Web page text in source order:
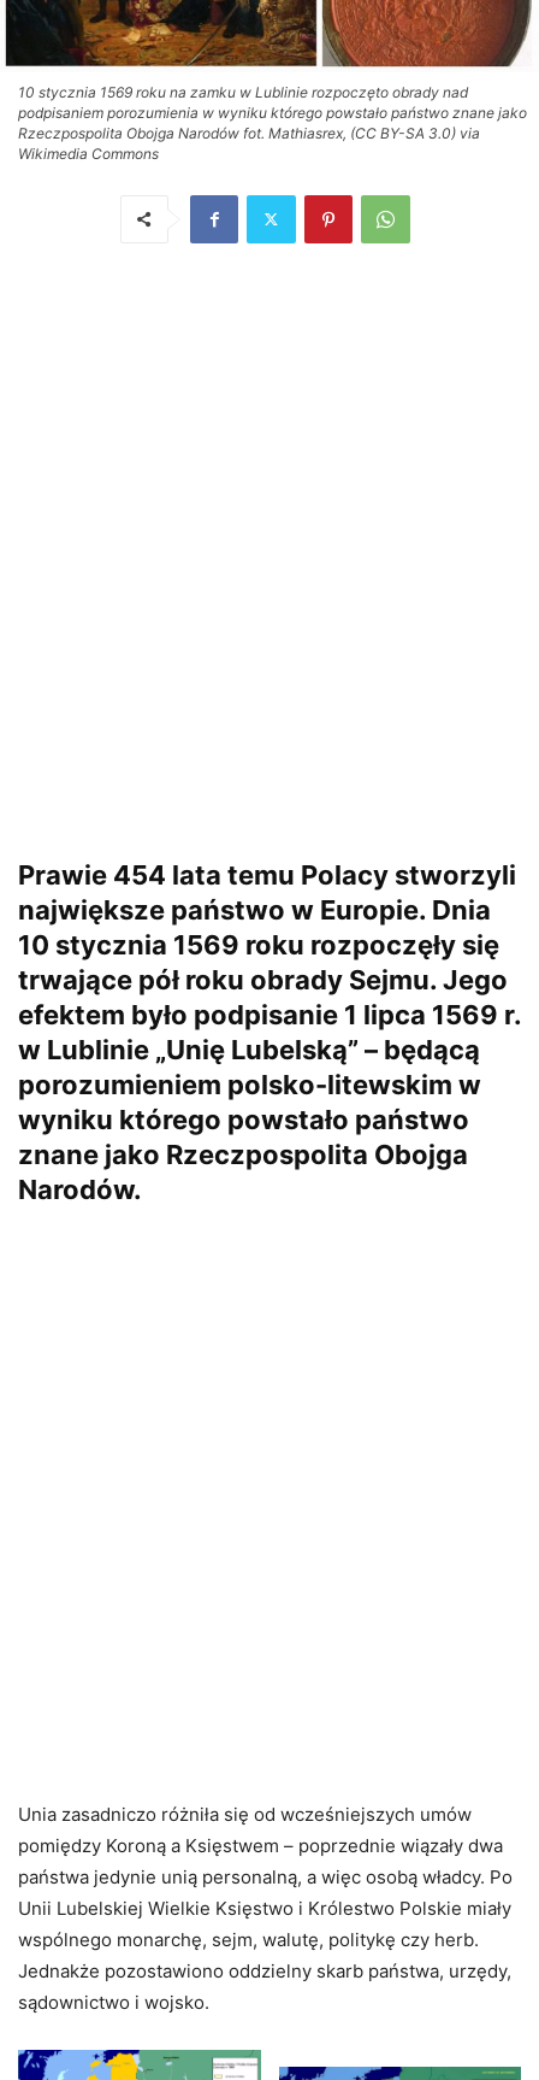
10 stycznia 1569 roku na zamku w Lublinie rozpoczęto obrady nad
podpisaniem porozumienia w wyniku którego powstało państwo znane jako
Rzeczpospolita Obojga Narodów fot. Mathiasrex, (CC BY-SA 3.0) via
Wikimedia Commons
Prawie 454 lata temu Polacy stworzyli
największe państwo w Europie. Dnia
10 stycznia 1569 roku rozpoczęły się
trwające pół roku obrady Sejmu. Jego
efektem było podpisanie 1 lipca 1569 r.
w Lublinie „Unię Lubelską” – będącą
porozumieniem polsko-litewskim w
wyniku którego powstało państwo
znane jako Rzeczpospolita Obojga
Narodów.
Unia zasadniczo różniła się od wcześniejszych umów
pomiędzy Koroną a Księstwem – poprzednie wiązały dwa
państwa jedynie unią personalną, a więc osobą władcy. Po
Unii Lubelskiej Wielkie Księstwo i Królestwo Polskie miały
wspólnego monarchę, sejm, walutę, politykę czy herb.
Jednakże pozostawiono oddzielny skarb państwa, urzędy,
sądownictwo i wojsko.